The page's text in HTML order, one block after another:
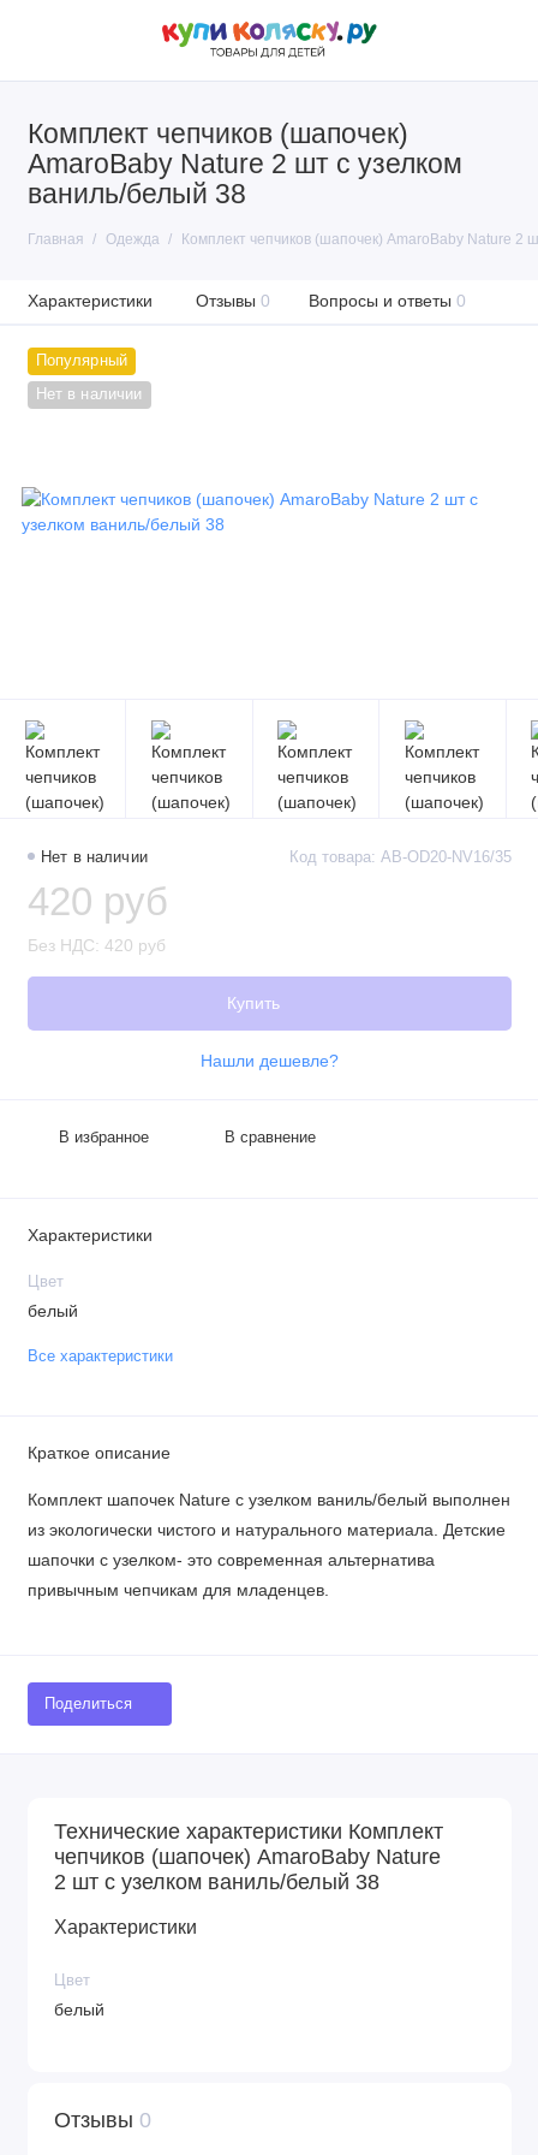
Комплект чепчиков (шапочек)
AmaroBaby Nature 2 шт с узелком
ваниль/белый 38
Главная Одежда Комплект чепчиков (шапочек) AmaroBaby Nature 2
Характеристики Отзывы 0 Вопросы и ответы 0
Популярный
Нет в наличии
Нет в наличии Код товара: AB-OD20-NV16/35
420 руб
Без НДС: 420 руб
Купить
Нашли дешевле?
В избранное В сравнение
Характеристики
Цвет
белый
Все характеристики
Краткое описание
Комплект шапочек Nature с узелком ваниль/белый выполнен
из экологически чистого и натурального материала. Детские
шапочки с узелком- это современная альтернатива
привычным чепчикам для младенцев.
Поделиться
Технические характеристики Комплект
чепчиков (шапочек) AmaroBaby Nature
2 шт с узелком ваниль/белый 38
Характеристики
Цвет
белый
Отзывы 0